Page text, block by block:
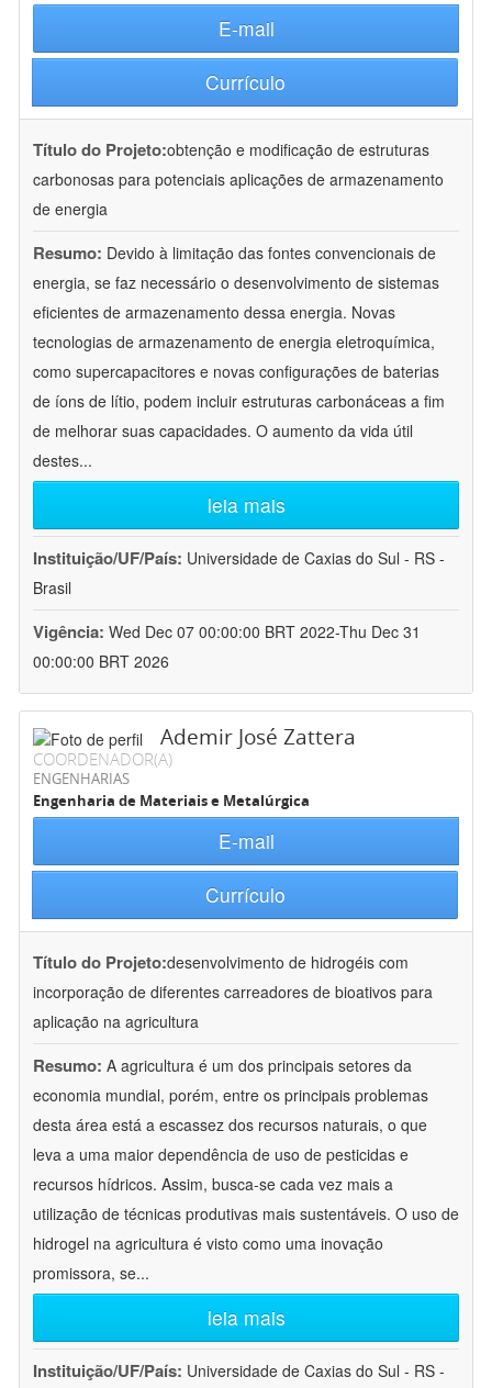
E-mail
Currículo
Título do Projeto:obtenção e modificação de estruturas
carbonosas para potenciais aplicações de armazenamento
de energia
Resumo: Devido à limitação das fontes convencionais de
energia, se faz necessário o desenvolvimento de sistemas
eficientes de armazenamento dessa energia. Novas
tecnologias de armazenamento de energia eletroquímica,
como supercapacitores e novas configurações de baterias
de íons de lítio, podem incluir estruturas carbonáceas a fim
de melhorar suas capacidades. O aumento da vida útil
destes...
leia mais
Instituição/UF/País: Universidade de Caxias do Sul - RS -
Brasil
Vigência: Wed Dec 07 00:00:00 BRT 2022-Thu Dec 31
00:00:00 BRT 2026
Ademir José Zattera
COORDENADOR(A)
ENGENHARIAS
Engenharia de Materiais e Metalúrgica
E-mail
Currículo
Título do Projeto:desenvolvimento de hidrogéis com
incorporação de diferentes carreadores de bioativos para
aplicação na agricultura
Resumo: A agricultura é um dos principais setores da
economia mundial, porém, entre os principais problemas
desta área está a escassez dos recursos naturais, o que
leva a uma maior dependência de uso de pesticidas e
recursos hídricos. Assim, busca-se cada vez mais a
utilização de técnicas produtivas mais sustentáveis. O uso de
hidrogel na agricultura é visto como uma inovação
promissora, se...
leia mais
Instituição/UF/País: Universidade de Caxias do Sul - RS -